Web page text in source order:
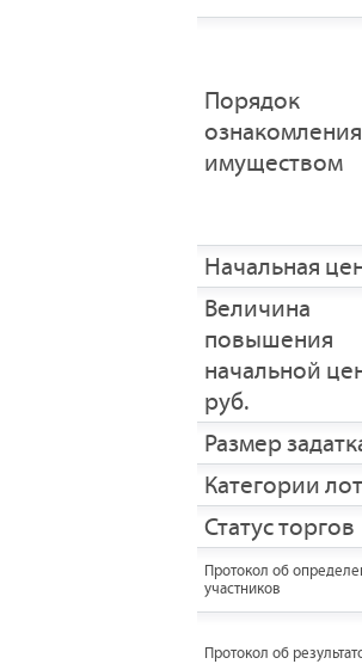
Порядок
имуществом
Начальная
Величина
повышения
начальной
руб.
Размер
Категории
Статус торгов
Протокол об
участников
Протокол об